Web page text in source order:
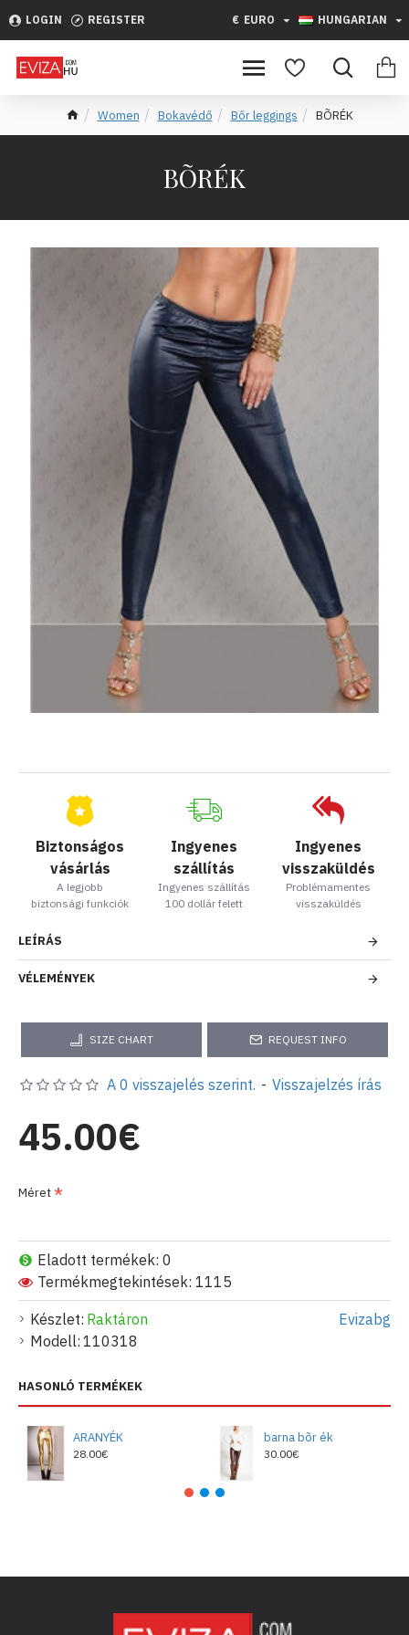
LOGIN REGISTER € EURO HUNGARIAN
Women Bokavédő Bőr leggings BÕRÉK
BÕRÉK
Biztonságos
vásárlás
A legjobb
biztonsági funkciók
Ingyenes
szállítás
Ingyenes szállítás
100 dollár felett
Ingyenes
visszaküldés
Problémamentes
visszaküldés
LEÍRÁS
VÉLEMÉNYEK
SIZE CHART REQUEST INFO
Készlet: Raktáron
Modell: 110318
Evizabg
Eladott termékek: 0
Termékmegtekintések: 1115
A 0 visszajelés szerint. - Visszajelzés írás
45.00€
Méret
HASONLÓ TERMÉKEK
ARANYÉK
28.00€
barna bõr ék
30.00€